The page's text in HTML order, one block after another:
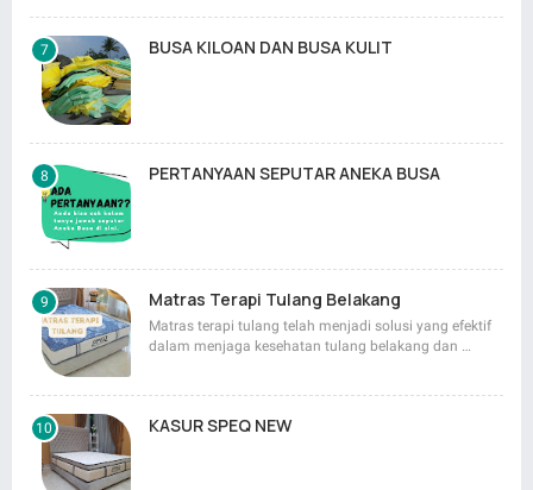
BUSA KILOAN DAN BUSA KULIT
PERTANYAAN SEPUTAR ANEKA BUSA
Matras Terapi Tulang Belakang
Matras terapi tulang telah menjadi solusi yang efektif
dalam menjaga kesehatan tulang belakang dan …
KASUR SPEQ NEW